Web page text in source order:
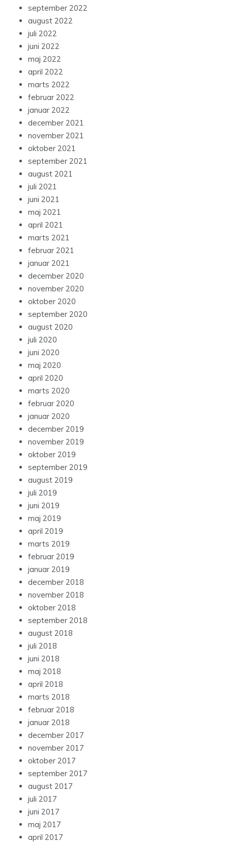
september 2022
august 2022
juli 2022
juni 2022
maj 2022
april 2022
marts 2022
februar 2022
januar 2022
december 2021
november 2021
oktober 2021
september 2021
august 2021
juli 2021
juni 2021
maj 2021
april 2021
marts 2021
februar 2021
januar 2021
december 2020
november 2020
oktober 2020
september 2020
august 2020
juli 2020
juni 2020
maj 2020
april 2020
marts 2020
februar 2020
januar 2020
december 2019
november 2019
oktober 2019
september 2019
august 2019
juli 2019
juni 2019
maj 2019
april 2019
marts 2019
februar 2019
januar 2019
december 2018
november 2018
oktober 2018
september 2018
august 2018
juli 2018
juni 2018
maj 2018
april 2018
marts 2018
februar 2018
januar 2018
december 2017
november 2017
oktober 2017
september 2017
august 2017
juli 2017
juni 2017
maj 2017
april 2017